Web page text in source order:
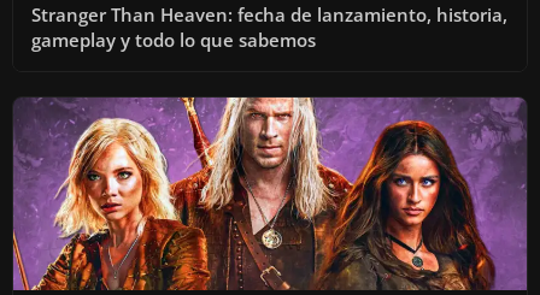
Stranger Than Heaven: fecha de lanzamiento, historia,
gameplay y todo lo que sabemos